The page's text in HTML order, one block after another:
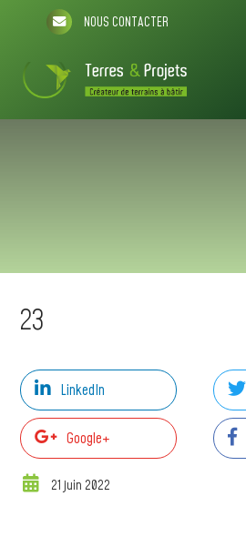
NOUS CONTACTER
23
LinkedIn
Google+
21 juin 2022